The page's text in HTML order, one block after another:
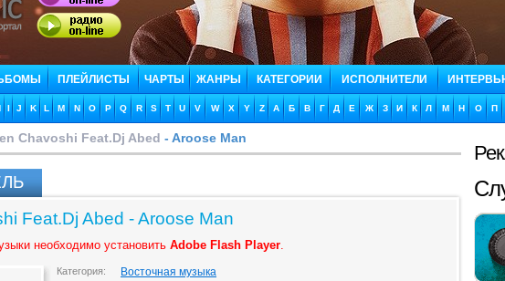
ПЛЕЙЛИСТЫ ЧАРТЫ ЖАНРЫ КАТЕГОРИИ ИСПОЛНИТЕЛИ
I J K L M N O P Q R S T U V W X Y Z А Б В Г Д Е Ж З И К Л М Н О П
Chavoshi Feat.Dj Abed - Aroose Man
Feat.Dj Abed - Aroose Man
необходимо установить Adobe Flash Player.
Категория: Восточная музыка